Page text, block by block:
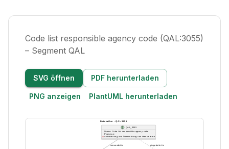
Code list responsible agency code (QAL:3055)
– Segment QAL
SVG öffnen PDF herunterladen
PNG anzeigen PlantUML herunterladen